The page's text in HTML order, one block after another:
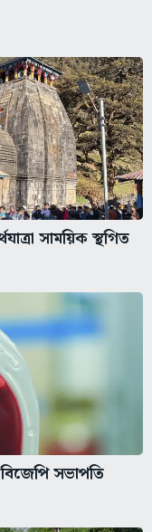
সাময়িক স্থগিত
সভাপতি